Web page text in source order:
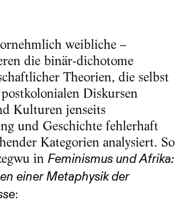
weibliche –
die binär-dichotome
Theorien, die selbst
Diskursen
Kulturen jenseits
und Geschichte fehlerhaft
Kategorien analysiert. So
in Feminismus und Afrika:
einer Metaphysik der
: